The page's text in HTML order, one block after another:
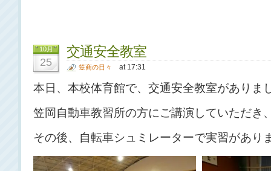
10月
25
交通安全教室
at 17:31
笠商の日々
本日、本校体育館で、交通安全教室がありま
笠岡自動車教習所の方にご講演していただき
その後、自転車シュミレーターで実習があり